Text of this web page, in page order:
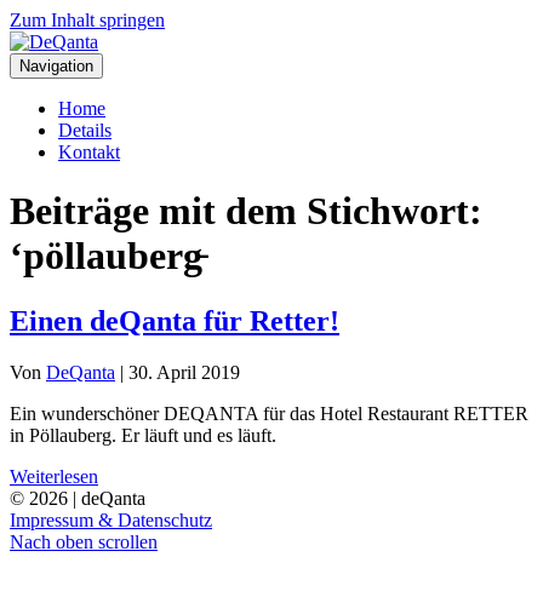
Zum Inhalt springen
Navigation
Home
Details
Kontakt
Beiträge mit dem Stichwort:
‘pöllauberg̵
Einen deQanta für Retter!
Von DeQanta | 30. April 2019
Ein wunderschöner DEQANTA für das Hotel Restaurant RETTER
in Pöllauberg. Er läuft und es läuft.
Weiterlesen
© 2026 | deQanta
Impressum & Datenschutz
Nach oben scrollen